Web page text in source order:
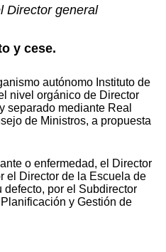
Director general
y cese.
autónomo Instituto de
nivel orgánico de Director
separado mediante Real
de Ministros, a propuesta
o enfermedad, el Director
el Director de la Escuela de
defecto, por el Subdirector
y Gestión de